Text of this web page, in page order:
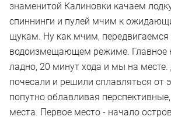
знаменитой Калиновки качаем
спиннинги и пулей мчим к
щукам. Ну как мчим, передвигаемся
водоизмещающем режиме. Главное
ладно, 20 минут хода и мы на
почесали и решили сплавляться от
попутно облавливая
места. Первое место - начало